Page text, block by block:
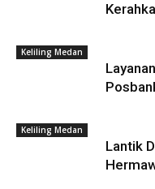
Keliling Medan
Keliling Medan
Lantik